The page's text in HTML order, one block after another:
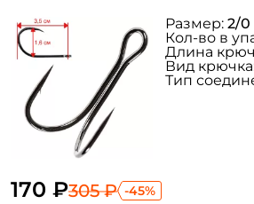
170 ₽305 ₽ -45%
Размер: 2/0
Кол-во в
Длина
Вид
Тип